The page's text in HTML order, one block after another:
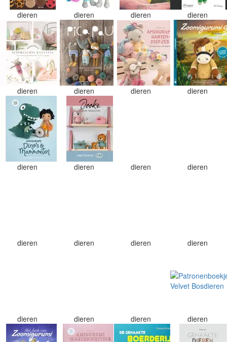
dieren dieren dieren dieren
dieren dieren dieren dieren
dieren dieren dieren dieren
dieren dieren dieren dieren
dieren dieren dieren dieren